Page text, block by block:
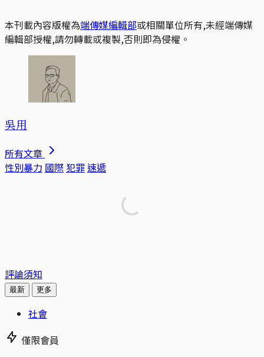
本刊載內容版權為端傳媒編輯部或相關單位所有,未經端傳媒
編輯部授權,請勿轉載或複製,否則即為侵權。
吳用
所有文章
性別暴力 國際 犯罪速遞
評論須知
最新 更多
社會
僅限會員